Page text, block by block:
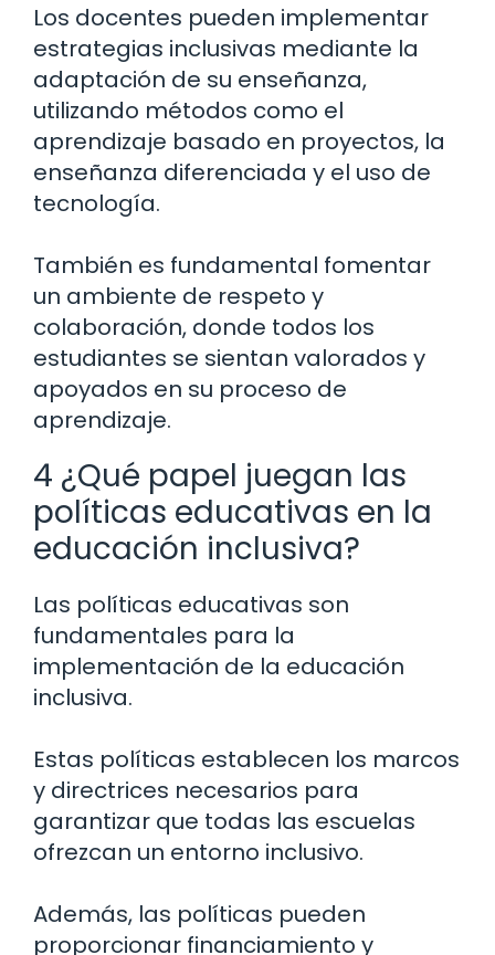
Los docentes pueden implementar
estrategias inclusivas mediante la
adaptación de su enseñanza,
utilizando métodos como el
aprendizaje basado en proyectos, la
enseñanza diferenciada y el uso de
tecnología.
También es fundamental fomentar
un ambiente de respeto y
colaboración, donde todos los
estudiantes se sientan valorados y
apoyados en su proceso de
aprendizaje.
4 ¿Qué papel juegan las
políticas educativas en la
educación inclusiva?
Las políticas educativas son
fundamentales para la
implementación de la educación
inclusiva.
Estas políticas establecen los marcos
y directrices necesarios para
garantizar que todas las escuelas
ofrezcan un entorno inclusivo.
Además, las políticas pueden
proporcionar financiamiento y